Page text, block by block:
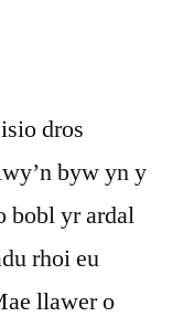
dros
byw yn y
bobl yr ardal
rhoi eu
llawer o